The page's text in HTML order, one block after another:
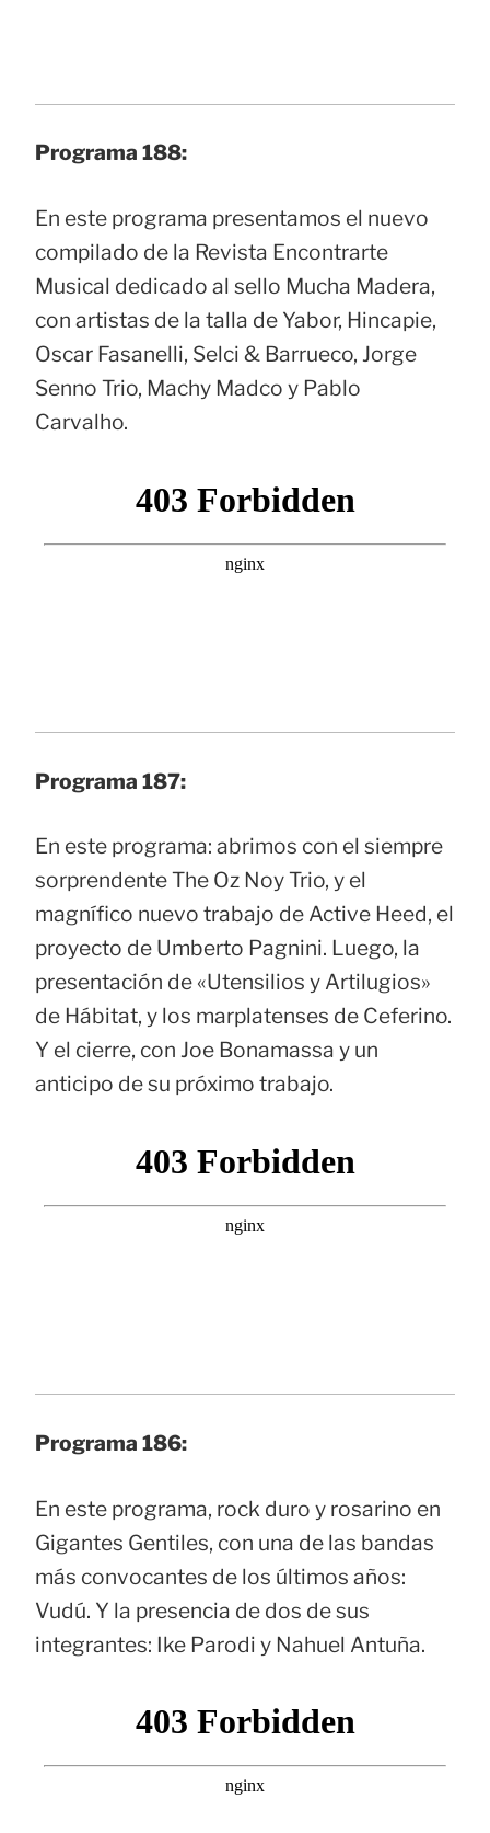
Programa 188:
En este programa presentamos el nuevo
compilado de la Revista Encontrarte
Musical dedicado al sello Mucha Madera,
con artistas de la talla de Yabor, Hincapie,
Oscar Fasanelli, Selci & Barrueco, Jorge
Senno Trio, Machy Madco y Pablo
Carvalho.
Programa 187:
En este programa: abrimos con el siempre
sorprendente The Oz Noy Trio, y el
magnífico nuevo trabajo de Active Heed, el
proyecto de Umberto Pagnini. Luego, la
presentación de «Utensilios y Artilugios»
de Hábitat, y los marplatenses de Ceferino.
Y el cierre, con Joe Bonamassa y un
anticipo de su próximo trabajo.
Programa 186:
En este programa, rock duro y rosarino en
Gigantes Gentiles, con una de las bandas
más convocantes de los últimos años:
Vudú. Y la presencia de dos de sus
integrantes: Ike Parodi y Nahuel Antuña.